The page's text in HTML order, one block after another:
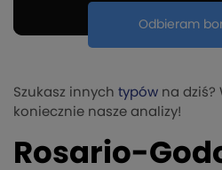
Odbieram
Szukasz innych typów na dziś?
koniecznie nasze analizy!
Rosario-